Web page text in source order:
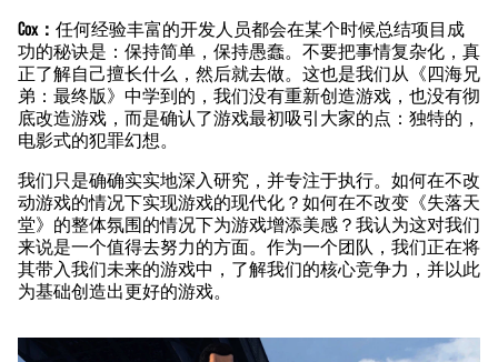
Cox： 任何经验丰富的开发人员都会在某个时候总结项目成
功的秘诀是：保持简单，保持愚蠢。不要把事情复杂化，真
正了解自己擅长什么，然后就去做。这也是我们从《四海兄
弟：最终版》中学到的，我们没有重新创造游戏，也没有彻
底改造游戏，而是确认了游戏最初吸引大家的点：独特的，
电影式的犯罪幻想。
我们只是确确实实地深入研究，并专注于执行。如何在不改
动游戏的情况下实现游戏的现代化？如何在不改变《失落天
堂》的整体氛围的情况下为游戏增添美感？我认为这对我们
来说是一个值得去努力的方面。作为一个团队，我们正在将
其带入我们未来的游戏中，了解我们的核心竞争力，并以此
为基础创造出更好的游戏。